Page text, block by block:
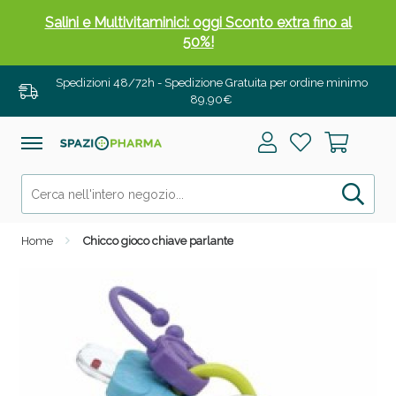
Spedizioni 48/72h - Spedizione Gratuita per ordine minimo
89,90€
Home Chicco gioco chiave parlante
Salini e Multivitaminici: oggi Sconto extra fino al
50%!
Anticellulite e Fanghi: Sconto fino al 40% valido
oggi!